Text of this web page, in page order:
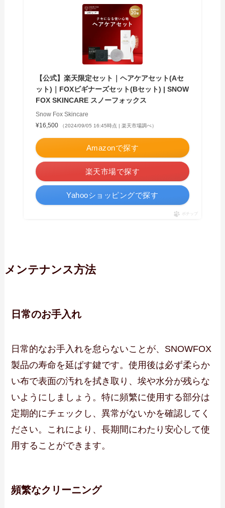
【公式】楽天限定セット｜ヘアケアセット(Aセ
ット)｜FOXビギナーズセット(Bセット) | SNOW
FOX SKINCARE スノーフォックス
Snow Fox Skincare
¥16,500
（2024/09/05 16:45時点 | 楽天市場調べ）
Amazonで探す
楽天市場で探す
Yahooショッピングで探す
ポチップ
メンテナンス方法
日常のお手入れ
日常的なお手入れを怠らないことが、SNOWFOX
製品の寿命を延ばす鍵です。使用後は必ず柔らか
い布で表面の汚れを拭き取り、埃や水分が残らな
いようにしましょう。特に頻繁に使用する部分は
定期的にチェックし、異常がないかを確認してく
ださい。これにより、長期間にわたり安心して使
用することができます。
頻繁なクリーニング